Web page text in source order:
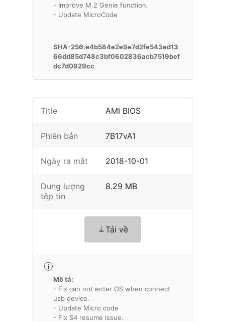
- Improve M.2 Genie function.
- Update MicroCode
SHA-256:e4b584e2e9e7d2fe543ed13
66dd85d748c3bf0602836acb7519bef
dc7d0929cc
Title AMI BIOS
Phiên bản 7B17vA1
Ngày ra mắt 2018-10-01
Dung lượng
tệp tin
8.29 MB
Tải về
Mô tả:
- Fix can not enter OS when connect
usb device.
- Update Micro code
- Fix S4 resume issue.